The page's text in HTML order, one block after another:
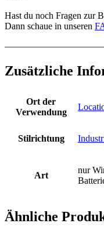
Hast du noch Fragen zur
Dann schaue in unseren
Zusätzliche
Ort der
Verwendung
Stilrichtung
Art
nur
Ähnliche